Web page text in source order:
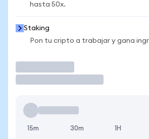
hasta 50x.
Staking
Pon tu cripto a trabajar y gana
15m 30m 1H